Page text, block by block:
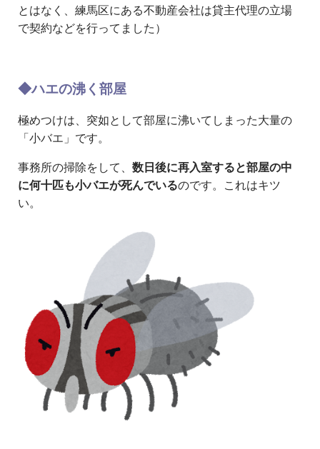
とはなく、練馬区にある不動産会社は貸主代理の立場
で契約などを行ってました）
◆ハエの沸く部屋
極めつけは、突如として部屋に沸いてしまった大量の
「小バエ」です。
事務所の掃除をして、 数日後に再入室すると部屋の中
に何十匹も小バエが死んでいるのです。これはキツ
い。